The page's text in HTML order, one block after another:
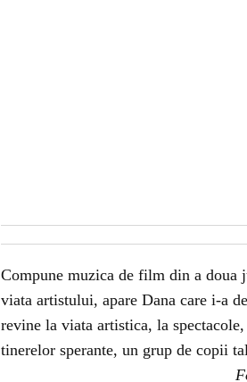
Compune muzica de film din a doua
viata artistului, apare Dana care i-a
revine la viata artistica, la
tinerelor sperante, un grup de copii